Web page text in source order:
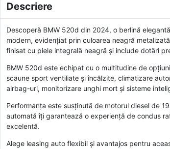
Descriere
Descoperă BMW 520d din 2024, o berlină
modern, evidențiat prin culoarea neagră
finisat cu piele integrală neagră și include dotări
BMW 520d este echipat cu o multitudine de
scaune sport ventiliate și încălzite, climatizare
airbag-uri, monitorizare unghi mort și sisteme
Performanța este susținută de motorul diesel de
automată îți garantează o experiență de condus
excelentă.
Alege leasing auto flexibil și avantajos pentru